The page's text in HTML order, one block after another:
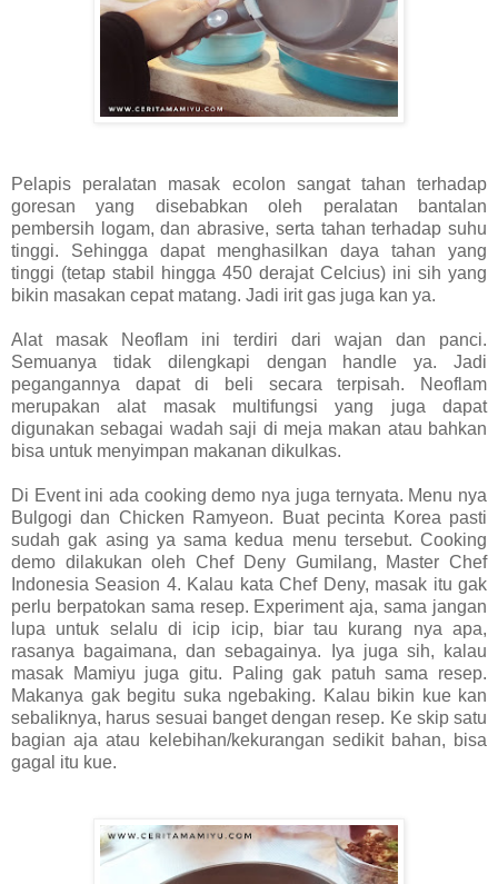
Pelapis peralatan masak ecolon sangat tahan terhadap
goresan yang disebabkan oleh peralatan bantalan
pembersih logam, dan abrasive, serta tahan terhadap suhu
tinggi. Sehingga dapat menghasilkan daya tahan yang
tinggi (tetap stabil hingga 450 derajat Celcius) ini sih yang
bikin masakan cepat matang. Jadi irit gas juga kan ya.
Alat masak Neoflam ini terdiri dari wajan dan panci.
Semuanya tidak dilengkapi dengan handle ya. Jadi
pegangannya dapat di beli secara terpisah. Neoflam
merupakan alat masak multifungsi yang juga dapat
digunakan sebagai wadah saji di meja makan atau bahkan
bisa untuk menyimpan makanan dikulkas.
Di Event ini ada cooking demo nya juga ternyata. Menu nya
Bulgogi dan Chicken Ramyeon. Buat pecinta Korea pasti
sudah gak asing ya sama kedua menu tersebut. Cooking
demo dilakukan oleh Chef Deny Gumilang, Master Chef
Indonesia Seasion 4. Kalau kata Chef Deny, masak itu gak
perlu berpatokan sama resep. Experiment aja, sama jangan
lupa untuk selalu di icip icip, biar tau kurang nya apa,
rasanya bagaimana, dan sebagainya. Iya juga sih, kalau
masak Mamiyu juga gitu. Paling gak patuh sama resep.
Makanya gak begitu suka ngebaking. Kalau bikin kue kan
sebaliknya, harus sesuai banget dengan resep. Ke skip satu
bagian aja atau kelebihan/kekurangan sedikit bahan, bisa
gagal itu kue.